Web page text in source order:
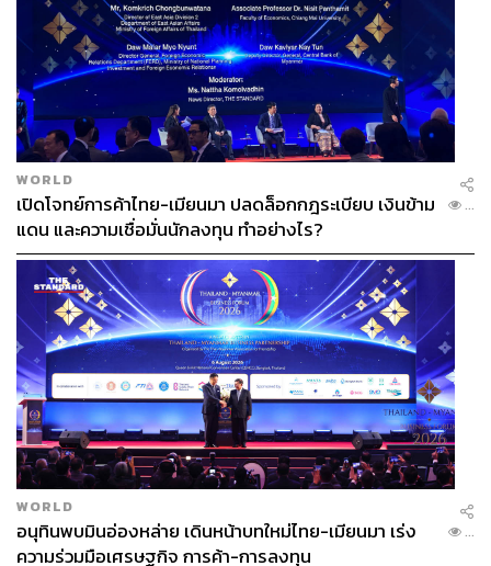
WORLD
เปิดโจทย์การค้าไทย-เมียนมา ปลดล็อกกฎระเบียบ เงินข้าม
แดน และความเชื่อมั่นนักลงทุน ทำอย่างไร?
...
WORLD
อนุทินพบมินอ่องหล่าย เดินหน้าบทใหม่ไทย-เมียนมา เร่ง
ความร่วมมือเศรษฐกิจ การค้า-การลงทุน
...